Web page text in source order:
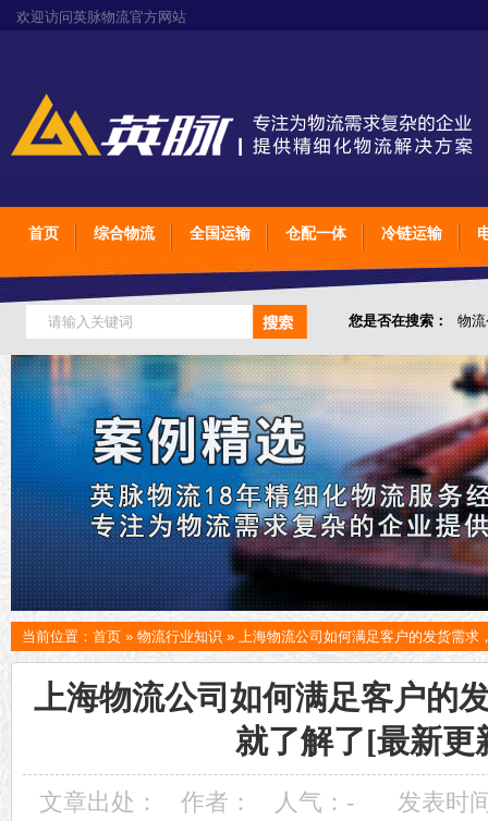
欢迎访问英脉物流官方网站
首页 综合物流 全国运输 仓配一体 冷链运输
您是否在搜索： 物
仓储综合专业定制物
当前位置： 首页 » 物流行业知识 » 上海物流公司如何满足客户的发货需求
上海物流公司如何满足客户的
就了解了[最新更
文章出处： 作者： 人气： -
发表时